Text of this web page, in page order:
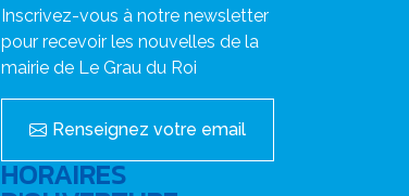
Inscrivez-vous à notre newsletter
pour recevoir les nouvelles de la
mairie de Le Grau du Roi
Renseignez votre email
HORAIRES